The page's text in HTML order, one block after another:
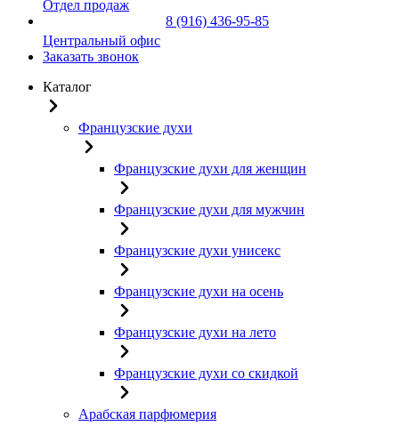
Отдел продаж
8 (916) 436-95-85
Центральный офис
Заказать звонок
Каталог
Французские духи
Французские духи для женщин
Французские духи для мужчин
Французские духи унисекс
Французские духи на осень
Французские духи на лето
Французские духи со скидкой
Арабская парфюмерия